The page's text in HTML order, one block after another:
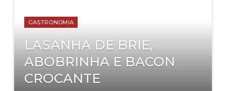
GASTRONOMIA
LASANHA DE BRIE,
ABOBRINHA E BACON
CROCANTE